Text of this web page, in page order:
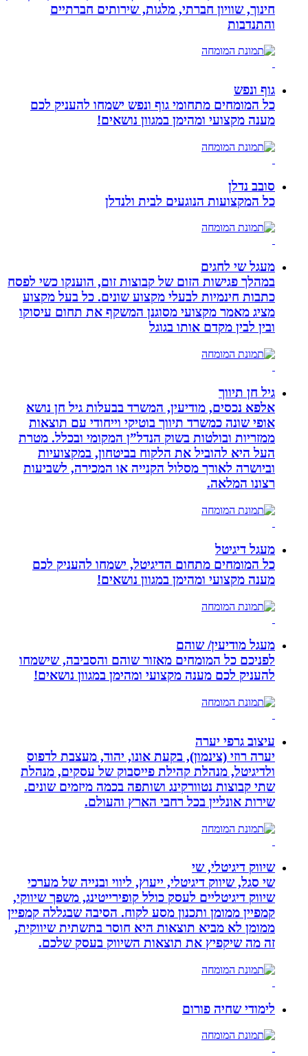
חינוך, שוויון חברתי, מלגות, שירותים חברתיים
והתנדבות
גוף ונפש
כל המומחים מתחומי גוף ונפש ישמחו להעניק לכם
מענה מקצועי ומהימן במגוון נושאים!
סובב נדלן
כל המקצועות הנוגעים לבית ולנדלן
מעגל שי לחגים
במהלך פגישות הזום של קבוצות זום, הוענקו כשי לפסח
כתבות חינמיות לבעלי מקצוע שונים. כל בעל מקצוע
מציג מאמר מקצועי מסוגנן המשקף את תחום עיסוקו
ובין לבין מקדם אותו בגוגל
גיל חן תיווך
אלפא נכסים, מודיעין, המשרד בבעלות גיל חן נושא
אופי שונה כמשרד תיווך בוטיקי וייחודי עם תוצאות
ממזריות ובולטות בשוק הנדל”ן המקומי ובכלל. מטרת
העל היא להוביל את הלקוח בביטחון, במקצועיות
וביושרה לאורך מסלול הקנייה או המכירה, לשביעות
רצונו המלאה.
מעגל דיגיטל
כל המומחים מתחום הדיגיטל, ישמחו להעניק לכם
מענה מקצועי ומהימן במגוון נושאים!
מעגל מודיעין/ שוהם
לפניכם כל המומחים מאזור שוהם והסביבה, שישמחו
להעניק לכם מענה מקצועי ומהימן במגוון נושאים!
עיצוב גרפי יערה
יערה רוזי (צינמון), בקעת אונו, יהוד, מעצבת לדפוס
ולדיגיטל, מנהלת קהילת פייסבוק של עסקים, מנהלת
שתי קבוצות נטוורקינג ושותפה בכמה מיזמים שונים.
שירות אונליין בכל רחבי הארץ והעולם.
שיווק דיגיטלי, שי
שי סגל, שיווק דיגיטלי, ייעוץ, ליווי ובנייה של מערכי
שיווק דיגיטליים לעסק כולל קופירייטינג, משפך שיווקי,
קמפיין ממומן ותכנון מסע לקוח. הסיבה שבגללה קמפיין
ממומן לא מביא תוצאות היא חוסר בתשתית שיווקית,
זה מה שיקפיץ את תוצאות השיווק בעסק שלכם.
לימודי שחיה פורום